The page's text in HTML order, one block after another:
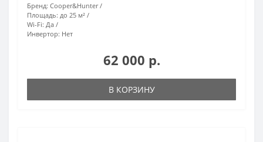
Бренд: Cooper&Hunter
Площадь: до 25 м²
Wi-Fi: Да
Инвертор: Нет
62 000 р.
В КОРЗИНУ